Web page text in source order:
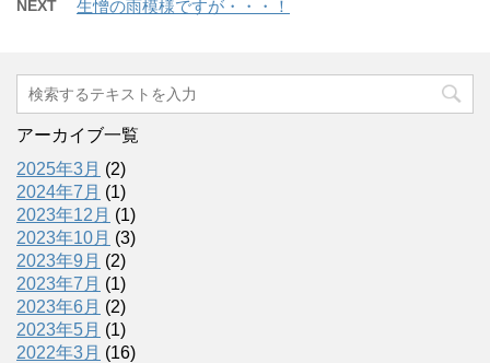
NEXT 生憎の雨模様ですが・・・！
アーカイブ一覧
2025年3月 (2)
2024年7月 (1)
2023年12月 (1)
2023年10月 (3)
2023年9月 (2)
2023年7月 (1)
2023年6月 (2)
2023年5月 (1)
2022年3月 (16)